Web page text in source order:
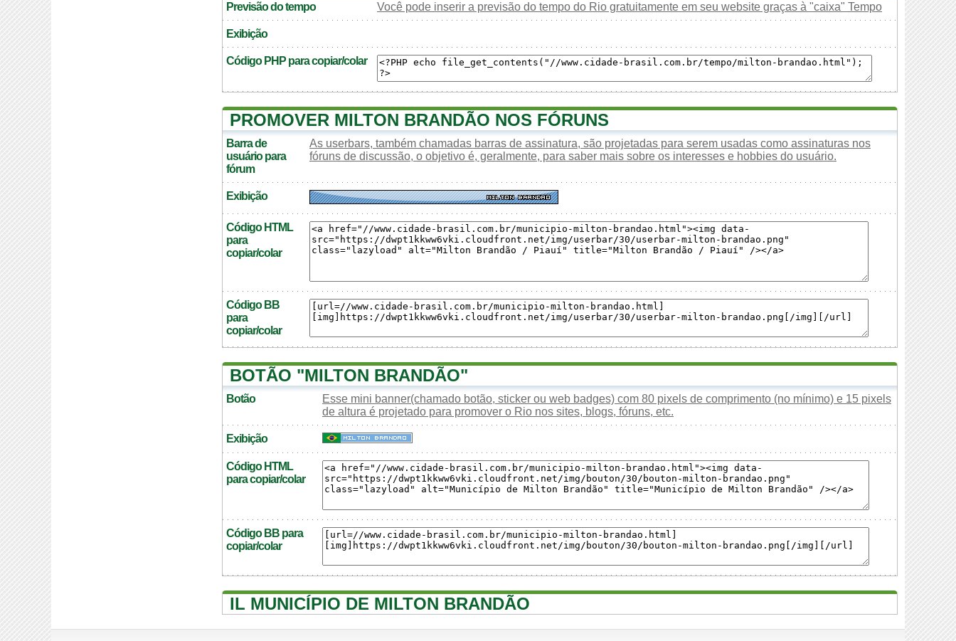
Previsão do tempo Você pode inserir a previsão do tempo do Rio gratuitamente em seu website graças à "caixa" Tempo
Exibição
Código PHP para copiar/colar
PROMOVER MILTON BRANDÃO NOS FÓRUNS
Barra de
usuário para
fórum
As userbars, também chamadas barras de assinatura, são projetadas para serem usadas como assinaturas nos
fóruns de discussão, o objetivo é, geralmente, para saber mais sobre os interesses e hobbies do usuário.
Exibição
Código HTML
para
copiar/colar
Código BB
para
copiar/colar
BOTÃO "MILTON BRANDÃO"
Botão
Esse mini banner(chamado botão, sticker ou web badges) com 80 pixels de comprimento (no mínimo) e 15 pixels
de altura é projetado para promover o Rio nos sites, blogs, fóruns, etc.
Exibição
Código HTML
para copiar/colar
Código BB para
copiar/colar
IL MUNICÍPIO DE MILTON BRANDÃO